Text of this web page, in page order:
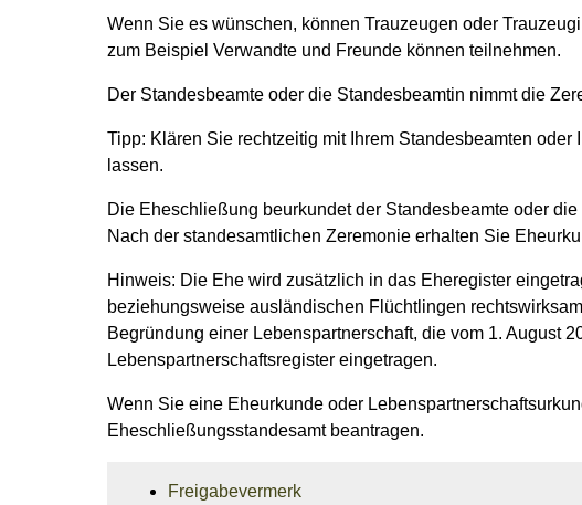
Wenn Sie es wünschen, können Trauzeugen oder
zum Beispiel Verwandte und Freunde können teilnehmen.
Der Standesbeamte oder die Standesbeamtin nimmt die
Tipp: Klären Sie rechtzeitig mit Ihrem Standesbeamten
lassen.
Die Eheschließung beurkundet der Standesbeamte oder
Nach der standesamtlichen Zeremonie erhalten Sie
Hinweis: Die Ehe wird zusätzlich in das Eheregister
beziehungsweise ausländischen Flüchtlingen
Begründung einer Lebenspartnerschaft, die vom 1. August
Lebenspartnerschaftsregister eingetragen.
Wenn Sie eine Eheurkunde oder
Eheschließungsstandesamt beantragen.
Freigabevermerk